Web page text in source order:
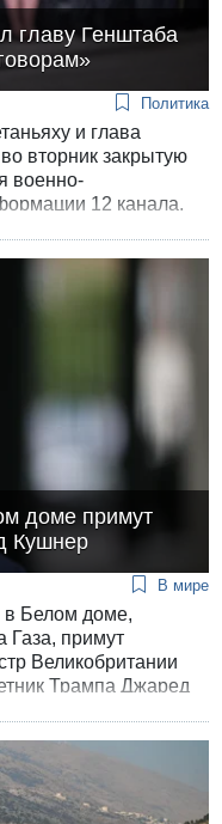
главу Генштаба
Политика
и глава
вторник закрытую
военно-
12 канала,
доме примут
Кушнер
В мире
в Белом доме,
Газа, примут
Великобритании
Трампа Джаред